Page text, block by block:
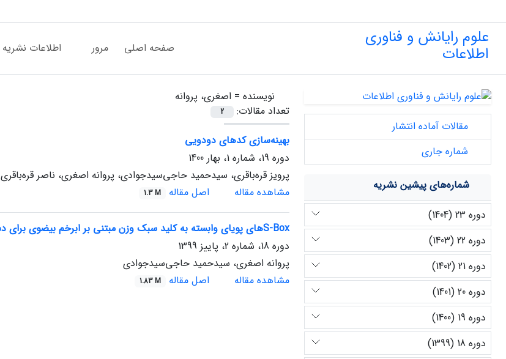
علوم رایانش و فناوری
اطلاعات صفحه اصلی مرور اطلاعات نشریه
نویسنده = اصغری، پروانه
تعداد مقالات:
2
بهینه‌سازی کدهای دودویی
دوره 19، شماره 1، بهار 1400
پرویز قره‌باقری، سیدحمید حاجی‌سیدجوادی، پروانه اصغری، ناصر قره‌باقری
مشاهده مقاله
اصل مقاله 1.3 M
S-Boxهای پویای وابسته به کلید سبک وزن مبتنی بر ابرخم بیضوی برای دستگاه‌های اینترنت اشیا
دوره 18، شماره 2، پاییز 1399
پروانه اصغری، سیدحمید حاجی‌سیدجوادی
مشاهده مقاله
اصل مقاله 1.83 M
مقالات آماده انتشار
شماره جاری
شماره‌های پیشین نشریه
دوره 23 (1404)
دوره 22 (1403)
دوره 21 (1402)
دوره 20 (1401)
دوره 19 (1400)
دوره 18 (1399)